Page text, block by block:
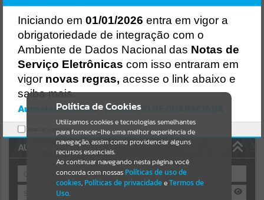
Resultados para""
Portais
Por favor, aguarde...
NOTÍCIAS
Por favor, aguarde...
AUTOATENDIMENTO
Política de Cookies
Utilizamos cookies e tecnologias semelhantes
para fornecer-lhe uma melhor experiência de
navegação, assim como providenciar alguns
recursos essenciais.
Ao continuar navegando nesta página você
concorda com nossas Políticas de uso de
cookies, Políticas de privacidadeeTermos de
Uso.
Iniciando em 01/01/2026 entra em vigor a
obrigatoriedade de integração com o
Ambiente de Dados Nacional das Notas de
Serviço Eletrônicas com isso entraram em
vigor novas regras, acesse o link abaixo e
saiba mais.
Autoatendimento - MUNICIPIO DE GUARACIABA
Marcar como lido.
Gerenciamento do Sistema
CÓDIGO DA MENSAGEM:
Ocorreu um erro de script:
Uncaught SyntaxError: Unexpected token '('
https://guaraciaba.atende.net/cidadao/pagina/static/bundle/wpo_in
dex_2_base_l2_portal_editores_sync_d9fb77cfd5741fafc9972edc7a6
41fea.js?v=83d4f602:47
Verificar Mais Detalhes